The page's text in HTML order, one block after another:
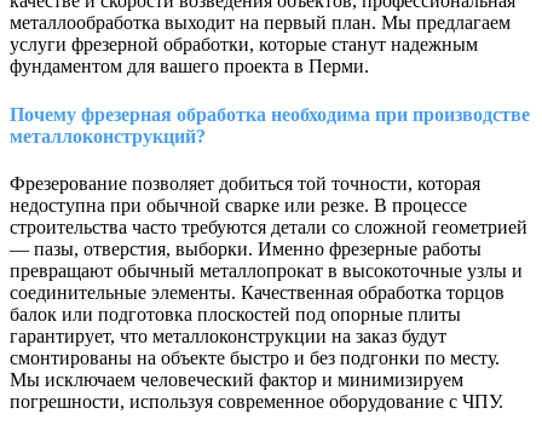
металлообработка выходит на первый план. Мы предлагаем
услуги фрезерной обработки, которые станут надежным
фундаментом для вашего проекта в Перми.
Почему фрезерная обработка необходима при производстве
металлоконструкций?
Фрезерование позволяет добиться той точности, которая
недоступна при обычной сварке или резке. В процессе
строительства часто требуются детали со сложной геометрией
— пазы, отверстия, выборки. Именно фрезерные работы
превращают обычный металлопрокат в высокоточные узлы и
соединительные элементы. Качественная обработка торцов
балок или подготовка плоскостей под опорные плиты
гарантирует, что металлоконструкции на заказ будут
смонтированы на объекте быстро и без подгонки по месту.
Мы исключаем человеческий фактор и минимизируем
погрешности, используя современное оборудование с ЧПУ.